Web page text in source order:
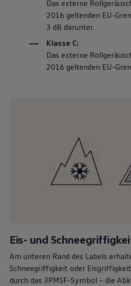
Das externe
2016 geltenden EU-
3 dB darunter.
Klasse C:
Das externe
2016 geltenden EU-
Eis- und
Am unteren Rand des Labels
Schneegriffigkeit oder
durch das 3PMSF-Symbol – die